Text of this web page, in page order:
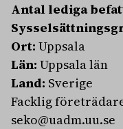
Antal lediga
Ort: Uppsala
Län: Uppsala län
Land: Sverige
Facklig
seko@uadm.uu.se